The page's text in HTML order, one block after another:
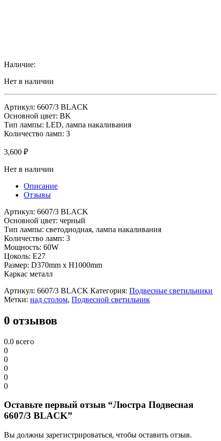
Наличие:
Нет в наличии
Артикул: 6607/3 BLACK
Основной цвет: BK
Тип лампы: LED, лампа накаливания
Количество ламп: 3
3,600 ₽
Нет в наличии
Описание
Отзывы
Артикул: 6607/3 BLACK
Основной цвет: черный
Тип лампы: светодиодная, лампа накаливания
Количество ламп: 3
Мощность: 60W
Цоколь: E27
Размер: D370mm x H1000mm
Каркас металл
Артикул: 6607/3 BLACK Категория: Подвесные светильники
Метки: над столом, Подвесной светильник
0 отзывов
0.0 всего
0
0
0
0
0
Оставьте первый отзыв “Люстра Подвесная
6607/3 BLACK”
Вы должны зарегистрироваться, чтобы оставить отзыв.